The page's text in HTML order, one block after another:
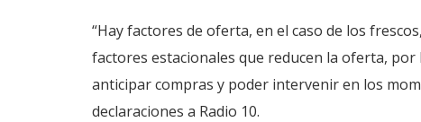
“Hay factores de oferta, en el caso de los
factores estacionales que reducen la oferta,
anticipar compras y poder intervenir en los
declaraciones a Radio 10.